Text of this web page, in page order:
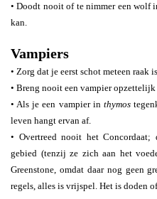
• Doodt nooit of te nimmer een wolf
kan.
Vampiers
• Zorg dat je eerst schot meteen raak
• Breng nooit een vampier opzettelijk
• Als je een vampier in thymos
leven hangt ervan af.
• Overtreed nooit het
gebied (tenzij ze zich aan het
Greenstone, omdat daar nog geen
regels, alles is vrijspel. Het is doden